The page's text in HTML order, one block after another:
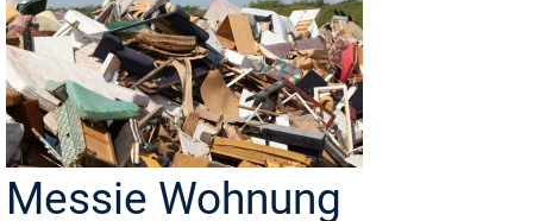
Messie Wohnung